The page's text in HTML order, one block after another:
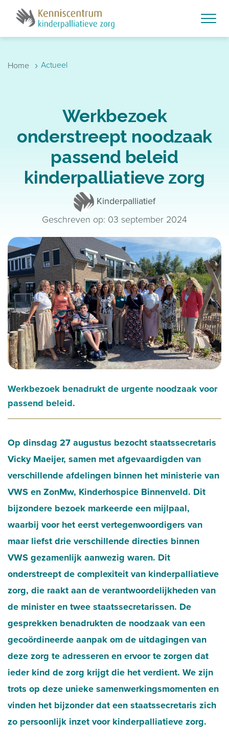
Skip to main content
Home › Actueel
Werkbezoek
onderstreept noodzaak
passend beleid
kinderpalliatieve zorg
Kinderpalliatief
Geschreven op: 03 september 2024
Werkbezoek benadrukt de urgente noodzaak voor
passend beleid.
Op dinsdag 27 augustus bezocht staatssecretaris
Vicky Maeijer, samen met afgevaardigden van
verschillende afdelingen binnen het ministerie van
VWS en ZonMw, Kinderhospice Binnenveld. Dit
bijzondere bezoek markeerde een mijlpaal,
waarbij voor het eerst vertegenwoordigers van
maar liefst drie verschillende directies binnen
VWS gezamenlijk aanwezig waren. Dit
onderstreept de complexiteit van kinderpalliatieve
zorg, die raakt aan de verantwoordelijkheden van
de minister en twee staatssecretarissen. De
gesprekken benadrukten de noodzaak van een
gecoördineerde aanpak om de uitdagingen van
deze zorg te adresseren en ervoor te zorgen dat
ieder kind de zorg krijgt die het verdient. We zijn
trots op deze unieke samenwerkingsmomenten en
vinden het bijzonder dat een staatssecretaris zich
zo persoonlijk inzet voor kinderpalliatieve zorg.